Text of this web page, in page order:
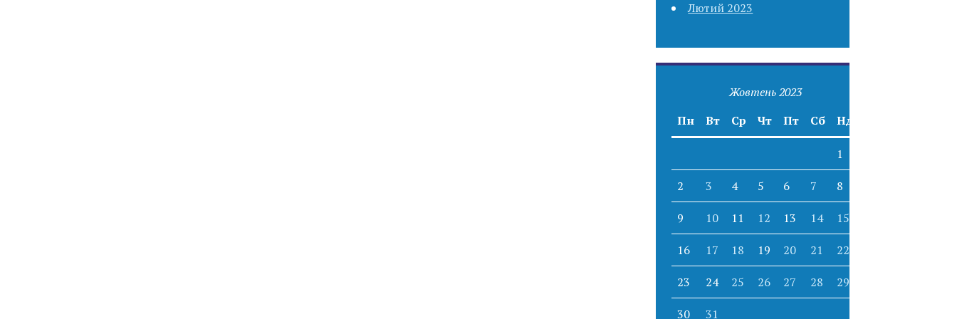
Лютий 2023
Жовтень 2023
Пн
Вт Ср Чт Пт Сб Нд
1
2 3 4 5 6 7 8
9 10 11 12 13 14 15
16 17 18 19 20 21 22
23 24 25 26 27 28 29
30 31